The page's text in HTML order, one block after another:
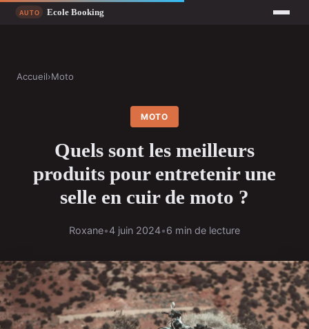
Accueil›Moto
MOTO
Quels sont les meilleurs
produits pour entretenir une
selle en cuir de moto ?
Roxane•4 juin 2024•6 min de lecture